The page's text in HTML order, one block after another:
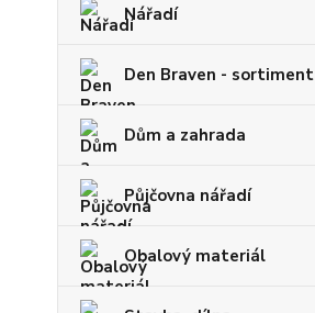
Nářadí
Den Braven - sortiment
Dům a zahrada
Půjčovna nářadí
Obalový materiál